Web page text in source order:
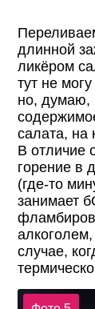
длинной
ликёром
тут не
но, думаю,
салата, на
В отличие
горение в
(где-то
занимает
случае,